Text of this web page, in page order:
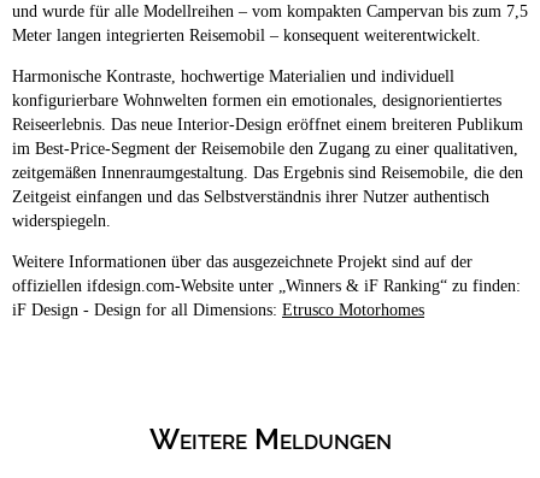
und wurde für alle Modellreihen – vom kompakten Campervan bis zum 7,5
Meter langen integrierten Reisemobil – konsequent weiterentwickelt.
Harmonische Kontraste, hochwertige Materialien und individuell
konfigurierbare Wohnwelten formen ein emotionales, designorientiertes
Reiseerlebnis. Das neue Interior-Design eröffnet einem breiteren Publikum
im Best-Price-Segment der Reisemobile den Zugang zu einer qualitativen,
zeitgemäßen Innenraumgestaltung. Das Ergebnis sind Reisemobile, die den
Zeitgeist einfangen und das Selbstverständnis ihrer Nutzer authentisch
widerspiegeln.
Weitere Informationen über das ausgezeichnete Projekt sind auf der
offiziellen ifdesign.com‑Website unter „Winners & iF Ranking“ zu finden:
iF Design - Design for all Dimensions: Etrusco Motorhomes
Weitere Meldungen